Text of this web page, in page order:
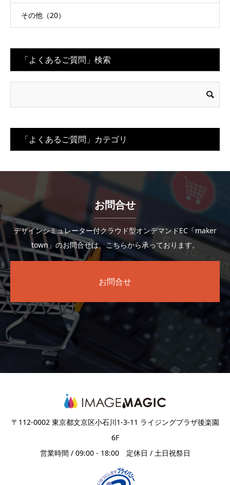
その他（20）
「よくあるご質問」検索
「よくあるご質問」カテゴリ
お問合せ
デザインシミュレーター付クラウド型オンデマンドEC「maker
town」のお問合せは、こちらから承っております。
お問合せ
〒112-0002 東京都文京区小石川1-3-11 ライジングプラザ後楽園
6F
営業時間 / 09:00 - 18:00 定休日 / 土日祝祭日